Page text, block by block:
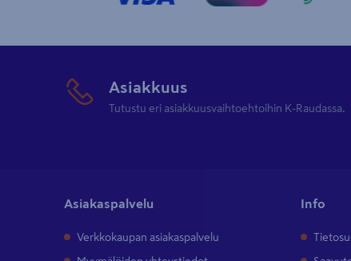
Asiakkuus
Tutustu eri asiakkuusvaihtoehtoihin K-Raudassa.
Asiakaspalvelu
Verkkokaupan asiakaspalvelu
Info